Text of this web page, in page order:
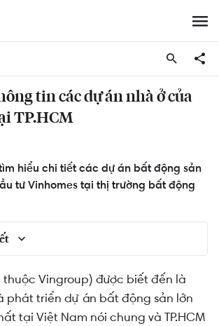
tin các dự án nhà ở của
TP.HCM
hiểu chi tiết các dự án bất động sản
tư Vinhomes tại thị trường bất động
TP.HCM
dự án nhà ở của Vinhomes tại
Vingroup) được biết đến là
phát triển dự án bất động sản lớn
tại Việt Nam nói chung và TP.HCM